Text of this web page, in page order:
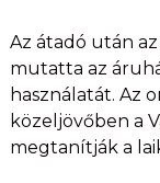
Az átadó után
mutatta az
használatát. Az
közeljövőben a
megtanítják a